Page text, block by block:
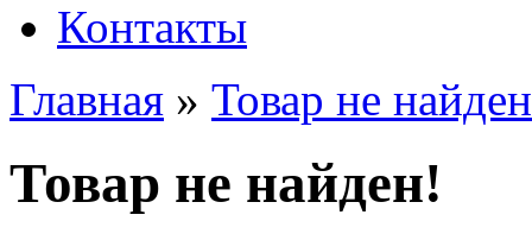
Контакты
Главная » Товар не
Товар не найден!